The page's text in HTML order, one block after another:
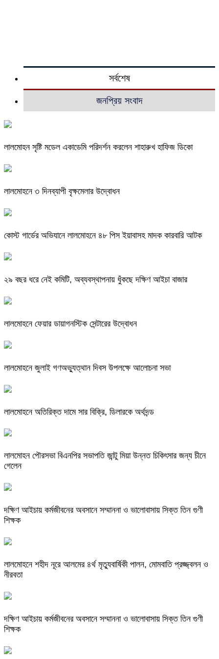
সর্বশেষ
জনপ্রিয় সংবাদ
লালমোহন সৃষ্টি মডেল একাডেমি পরিদর্শন করলেন শাহারুখ হাফিজ ডিকো
লালমোহনে ৩ দিনব্যাপী বৃক্ষমেলার উদ্বোধন
কোস্ট গার্ডের অভিযানে লালমোহনে ৪৮ পিস ইয়াবাসহ মাদক কারবারি আটক
২৯ বছর ধরে নেই কমিটি, অব্যবস্থাপনায় ধুঁকছে দক্ষিণ আইচা বাজার
লালমোহনে ফেয়ার ডায়াগনস্টিক সেন্টারের উদ্বোধন
লালমোহনে জুলাই গণঅভ্যুত্থান দিবস উপলক্ষে আলোচনা সভা
লালমোহনে অতিরিক্ত দামে সার বিক্রি, ডিলারকে অর্থদন্ড
লালমোহন পৌরসভা বিএনপির সভাপতি জান্টু মিয়া উন্নত চিকিৎসার জন্য চীনে
গেলেন
দক্ষিণ আইচায় কর্মজীবনের অবসানে সম্মাননা ও ভালোবাসায় সিক্ত তিন গুণী
শিক্ষক
লালমোহনে শহীদ নূরে আলমের ৪র্থ মৃত্যুবার্ষিকী পালন, মোমবাতি প্রজ্জ্বলন ও
নীরবতা
দক্ষিণ আইচায় কর্মজীবনের অবসানে সম্মাননা ও ভালোবাসায় সিক্ত তিন গুণী
শিক্ষক